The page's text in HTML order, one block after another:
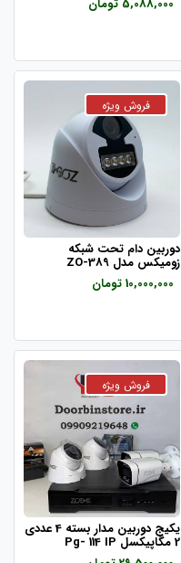
5,088,000 تومان
دوربین دام تحت شبکه
زومیکس مدل ZO-389
10,000,000 تومان
یکیج دوربین مدار بسته 4 عددی
2 مگاپیکسل Pg- 114 IP